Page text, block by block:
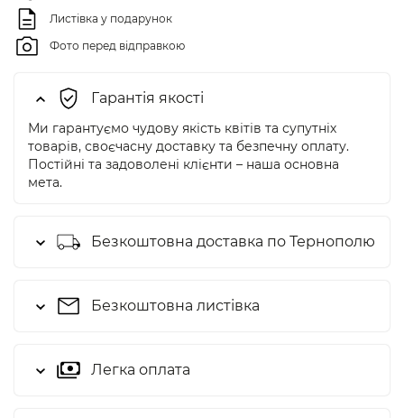
Листівка у подарунок
Фото перед відправкою
Гарантія якості
Ми гарантуємо чудову якість квітів та супутніх
товарів, своєчасну доставку та безпечну оплату.
Постійні та задоволені клієнти – наша основна
мета.
Безкоштовна доставка по Тернополю
Безкоштовна листівка
Легка оплата